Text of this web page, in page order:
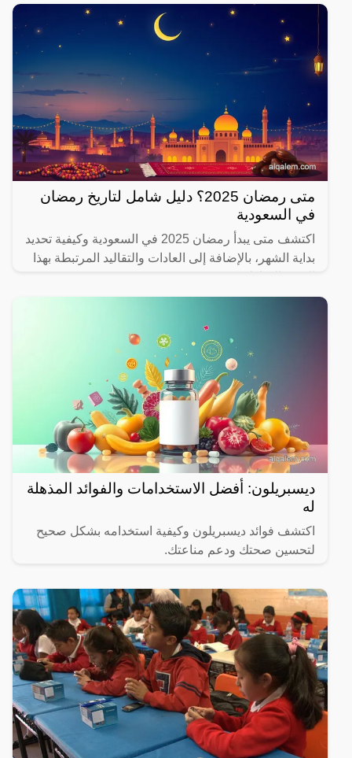
متى رمضان 2025؟ دليل شامل لتاريخ رمضان
في السعودية
اكتشف متى يبدأ رمضان 2025 في السعودية وكيفية تحديد
بداية الشهر، بالإضافة إلى العادات والتقاليد المرتبطة بهذا
ديسبريلون: أفضل الاستخدامات والفوائد المذهلة
له
اكتشف فوائد ديسبريلون وكيفية استخدامه بشكل صحيح
لتحسين صحتك ودعم مناعتك.